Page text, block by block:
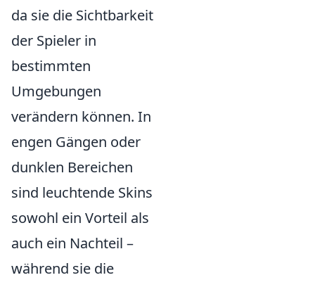
da sie die Sichtbarkeit
der Spieler in
bestimmten
Umgebungen
verändern können. In
engen Gängen oder
dunklen Bereichen
sind leuchtende Skins
sowohl ein Vorteil als
auch ein Nachteil –
während sie die